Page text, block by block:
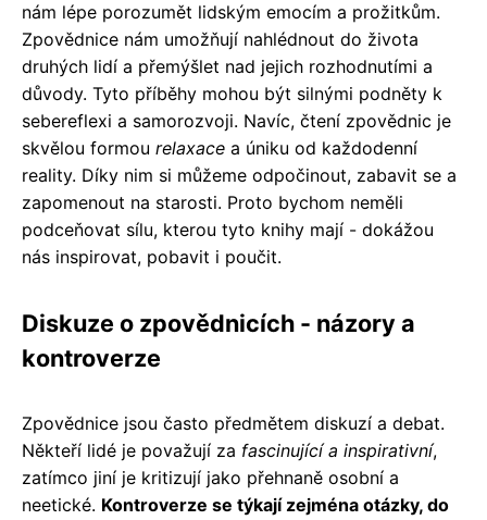
nám lépe porozumět lidským emocím a prožitkům.
Zpovědnice nám umožňují nahlédnout do života
druhých lidí a přemýšlet nad jejich rozhodnutími a
důvody. Tyto příběhy mohou být silnými podněty k
sebereflexi a samorozvoji. Navíc, čtení zpovědnic je
skvělou formou relaxace a úniku od každodenní
reality. Díky nim si můžeme odpočinout, zabavit se a
zapomenout na starosti. Proto bychom neměli
podceňovat sílu, kterou tyto knihy mají - dokážou
nás inspirovat, pobavit i poučit.
Diskuze o zpovědnicích - názory a
kontroverze
Zpovědnice jsou často předmětem diskuzí a debat.
Někteří lidé je považují za fascinující a inspirativní,
zatímco jiní je kritizují jako přehnaně osobní a
neetické. Kontroverze se týkají zejména otázky, do